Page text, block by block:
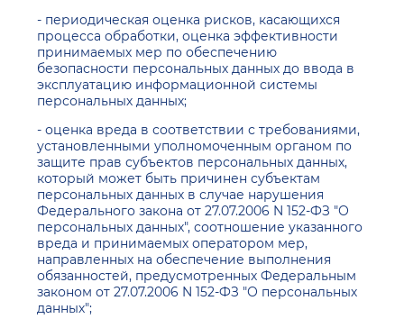
- периодическая оценка рисков, касающихся
процесса обработки, оценка эффективности
принимаемых мер по обеспечению
безопасности персональных данных до ввода в
эксплуатацию информационной системы
персональных данных;
- оценка вреда в соответствии с требованиями,
установленными уполномоченным органом по
защите прав субъектов персональных данных,
который может быть причинен субъектам
персональных данных в случае нарушения
Федерального закона от 27.07.2006 N 152-ФЗ "О
персональных данных", соотношение указанного
вреда и принимаемых оператором мер,
направленных на обеспечение выполнения
обязанностей, предусмотренных Федеральным
законом от 27.07.2006 N 152-ФЗ "О персональных
данных";